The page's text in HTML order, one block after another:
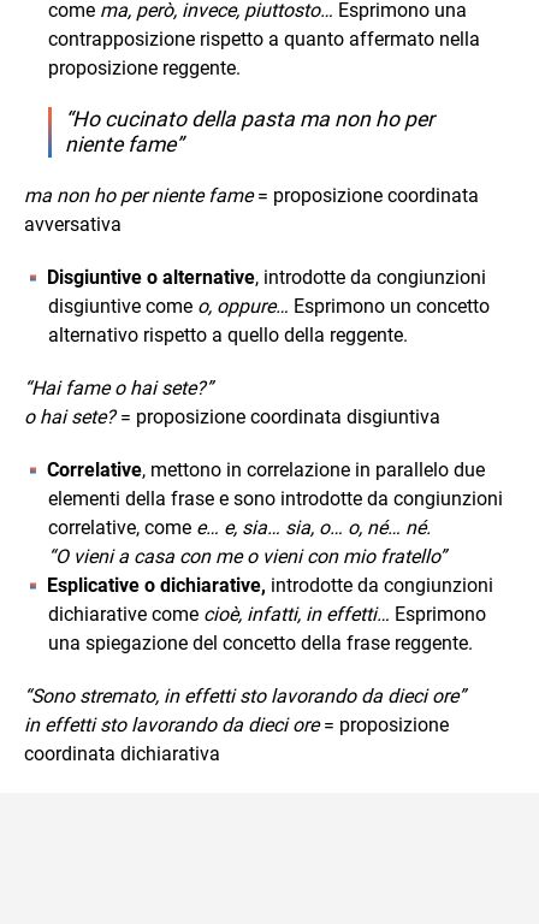
come ma, però, invece, piuttosto… Esprimono una
contrapposizione rispetto a quanto affermato nella
proposizione reggente.
“Ho cucinato della pasta ma non ho per
niente fame”
ma non ho per niente fame= proposizione coordinata
avversativa
Disgiuntive o alternative, introdotte da congiunzioni
disgiuntive come o, oppure… Esprimono un concetto
alternativo rispetto a quello della reggente.
“Hai fame o hai sete?”
o hai sete? = proposizione coordinata disgiuntiva
Correlative, mettono in correlazione in parallelo due
elementi della frase e sono introdotte da congiunzioni
correlative, come e… e, sia… sia, o… o, né… né.
“O vieni a casa con me o vieni con mio fratello”
Esplicative o dichiarative, introdotte da congiunzioni
dichiarative come cioè, infatti, in effetti… Esprimono
una spiegazione del concetto della frase reggente.
“Sono stremato, in effetti sto lavorando da dieci ore”
in effetti sto lavorando da dieci ore= proposizione
coordinata dichiarativa